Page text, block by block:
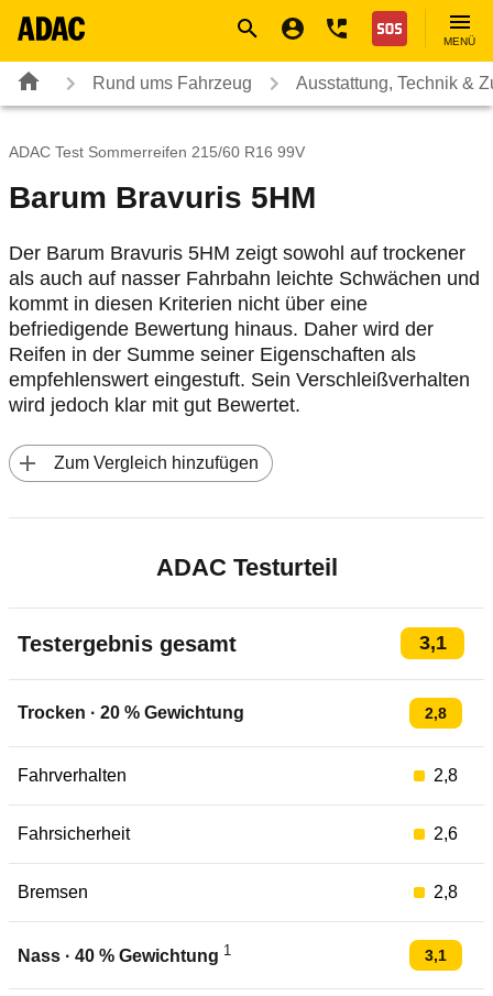
Nothilfe
MENÜ
Rund ums Fahrzeug Ausstattung, Technik &
ADAC Test Sommerreifen 215/60 R16 99V
Barum Bravuris 5HM
Zum Vergleich hinzufügen
Der Barum Bravuris 5HM zeigt sowohl auf trockener
als auch auf nasser Fahrbahn leichte Schwächen und
kommt in diesen Kriterien nicht über eine
befriedigende Bewertung hinaus. Daher wird der
Reifen in der Summe seiner Eigenschaften als
empfehlenswert eingestuft. Sein Verschleißverhalten
wird jedoch klar mit gut Bewertet.
ADAC Testurteil
Testergebnis gesamt 3,1
Trocken · 20 % Gewichtung 2,8
Fahrverhalten 2,8
Fahrsicherheit 2,6
Bremsen 2,8
Nass · 40 % Gewichtung 1 3,1